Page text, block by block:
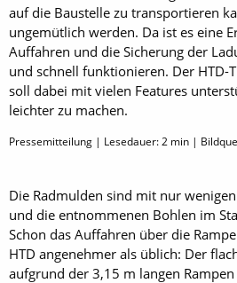
auf die Baustelle zu transportieren
ungemütlich werden. Da ist es eine
Auffahren und die Sicherung der
und schnell funktionieren. Der HTD-
soll dabei mit vielen Features
leichter zu machen.
Pressemitteilung | Lesedauer:2 min |
Die Radmulden sind mit nur
und die entnommenen Bohlen im
Schon das Auffahren über die
HTD angenehmer als üblich: Der
aufgrund der 3,15 m langen